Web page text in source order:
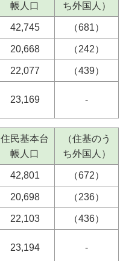
帳人口
ち外国人）
42,745 （681）
20,668 （242）
22,077 （439）
23,169 -
住民基本台
帳人口
（住基のう
ち外国人）
42,801 （672）
20,698 （236）
22,103 （436）
23,194 -